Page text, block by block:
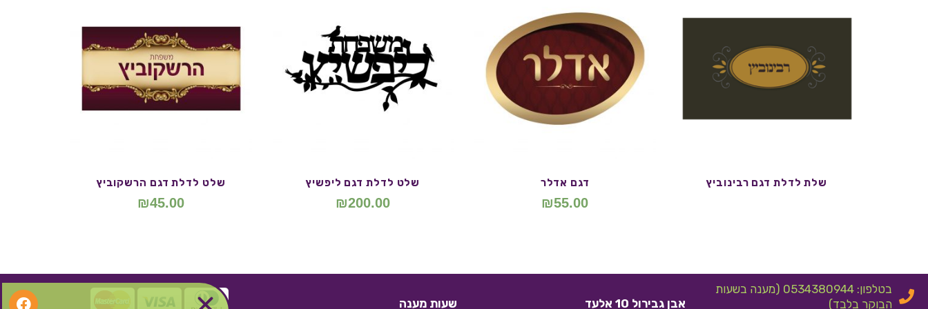
שלת לדלת דגם רבינוביץ דגם אדלר
₪55.00
שלט לדלת דגם ליפשיץ
₪200.00
שלט לדלת דגם הרשקוביץ
₪45.00
בטלפון: 0534380944 (מענה בשעות
הבוקר בלבד)
אבן גבירול 10 אלעד שעות מענה